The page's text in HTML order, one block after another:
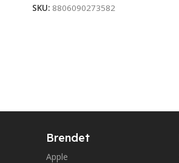
SKU: 8806090273582
Brendet
Apple